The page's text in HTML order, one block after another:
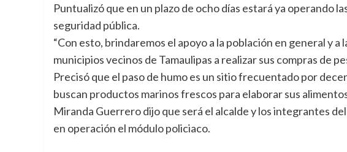
Puntualizó que en un plazo de ocho días estará ya operando
seguridad pública.
“Con esto, brindaremos el apoyo a la población en general y
municipios vecinos de Tamaulipas a realizar sus compras de
Precisó que el paso de humo es un sitio frecuentado por
buscan productos marinos frescos para elaborar sus
Miranda Guerrero dijo que será el alcalde y los integrantes
en operación el módulo policiaco.